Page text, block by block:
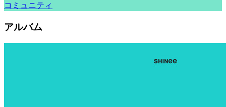
コミュニティ
アルバム